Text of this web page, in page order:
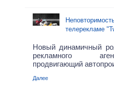
телерекламе
Новый динамичный
рекламного
продвигающий
Далее